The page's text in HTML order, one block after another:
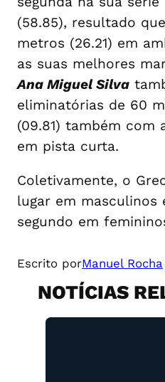
(58.85), resultado
metros (26.21) em
as suas melhores
Ana Miguel Silva
eliminatórias de 60
(09.81) também com
em pista curta.
Coletivamente, o
lugar em masculinos
segundo em
Escrito porManuel Rocha
NOTÍCIAS